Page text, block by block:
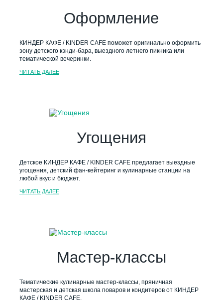
Оформление
КИНДЕР КАФЕ / KINDER CAFE поможет оригинально оформить
зону детского кэнди-бара, выездного летнего пикника или
тематической вечеринки.
ЧИТАТЬ ДАЛЕЕ
Угощения
Детское КИНДЕР КАФЕ / KINDER CAFE предлагает выездные
угощения, детский фан-кейтеринг и кулинарные станции на
любой вкус и бюджет.
ЧИТАТЬ ДАЛЕЕ
Мастер-классы
Тематические кулинарные мастер-классы, пряничная
мастерская и детская школа поваров и кондитеров от КИНДЕР
КАФЕ / KINDER CAFE.